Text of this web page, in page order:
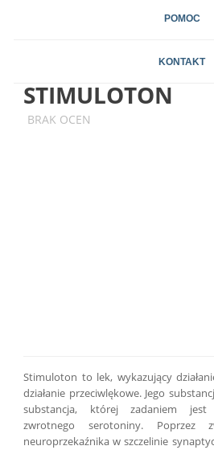
POMOC
KONTAKT
STIMULOTON
BRAK OCEN
Stimuloton to lek, wykazujący
działanie przeciwlękowe. Jego
substancja, której zadaniem jest
zwrotnego serotoniny. Poprzez
neuroprzekaźnika w szczelinie